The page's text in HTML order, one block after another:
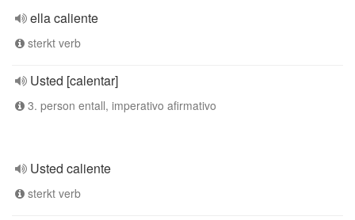
ella caliente
sterkt verb
Usted [calentar]
3. person entall, imperativo afirmativo
Usted caliente
sterkt verb